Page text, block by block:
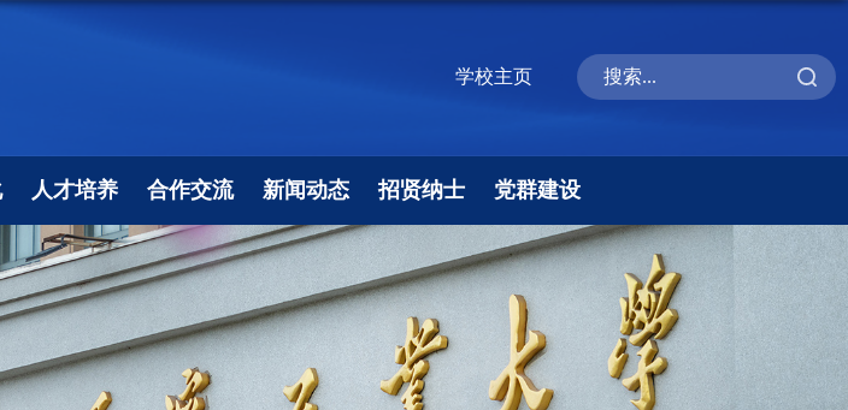
学校主页
人才培养 合作交流 新闻动态 招贤纳士 党群建设